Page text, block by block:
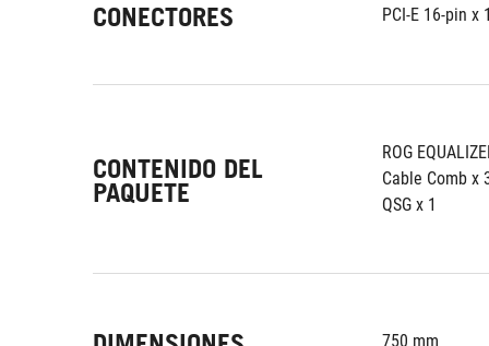
CONECTORES PCI-E 16-pin x
CONTENIDO DEL
PAQUETE
ROG
Cable Comb
QSG x 1
750 mm